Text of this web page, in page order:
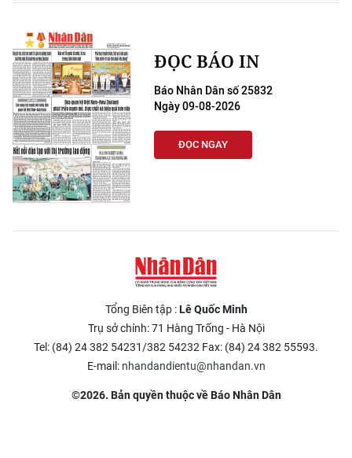
ĐỌC BÁO IN
Báo Nhân Dân số 25832
Ngày 09-08-2026
ĐỌC NGAY
Tổng Biên tập :Lê Quốc Minh
Trụ sở chính: 71 Hàng Trống - Hà Nội
Tel: (84) 24 382 54231/382 54232 Fax: (84) 24 382 55593.
E-mail: nhandandientu@nhandan.vn
©2026. Bản quyền thuộc về Báo Nhân Dân